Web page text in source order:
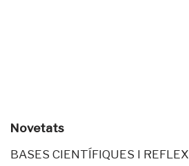
Novetats
BASES CIENTÍFIQUES I